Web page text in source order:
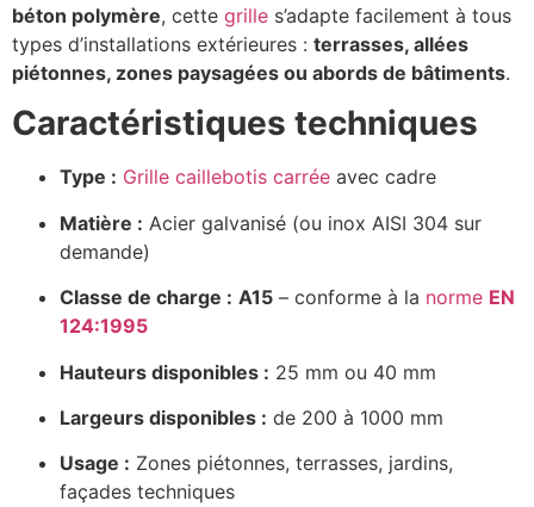
béton polymère, cette grille s’adapte facilement à tous
types d’installations extérieures : terrasses, allées
piétonnes, zones paysagées ou abords de bâtiments.
Caractéristiques techniques
Type : Grille caillebotis carrée avec cadre
Matière : Acier galvanisé (ou inox AISI 304 sur
demande)
Classe de charge : A15 – conforme à la norme EN
124:1995
Hauteurs disponibles : 25 mm ou 40 mm
Largeurs disponibles : de 200 à 1000 mm
Usage : Zones piétonnes, terrasses, jardins,
façades techniques